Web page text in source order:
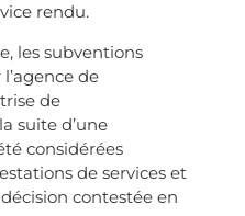
rendu.
les subventions
de
de
suite d’une
considérées
de services et
contestée en